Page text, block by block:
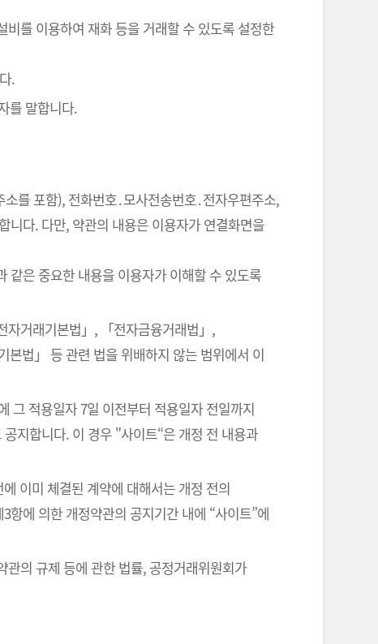
를 이용하여 재화 등을 거래할 수 있도록 설정한
.
를 말합니다.
를 포함), 전화번호․모사전송번호․전자우편주소,
니다. 다만, 약관의 내용은 이용자가 연결화면을
은 중요한 내용을 이용자가 이해할 수 있도록
거래기본법」, 「전자금융거래법」,
본법」 등 관련 법을 위배하지 않는 범위에서 이
그 적용일자 7일 이전부터 적용일자 전일까지
지합니다. 이 경우 "사이트“은 개정 전 내용과
이미 체결된 계약에 대해서는 개정 전의
에 의한 개정약관의 공지기간 내에 “사이트”에
의 규제 등에 관한 법률, 공정거래위원회가